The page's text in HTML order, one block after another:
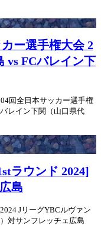
ー選手権大会 2
vs FCバレイン下
回全日本サッカー選手権
レイン下関（山口県代
ラウンド 2024]
島
JリーグYBCルヴァン
対サンフレッチェ広島